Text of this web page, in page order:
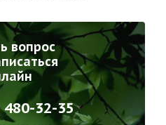
вопрос
480-32-35